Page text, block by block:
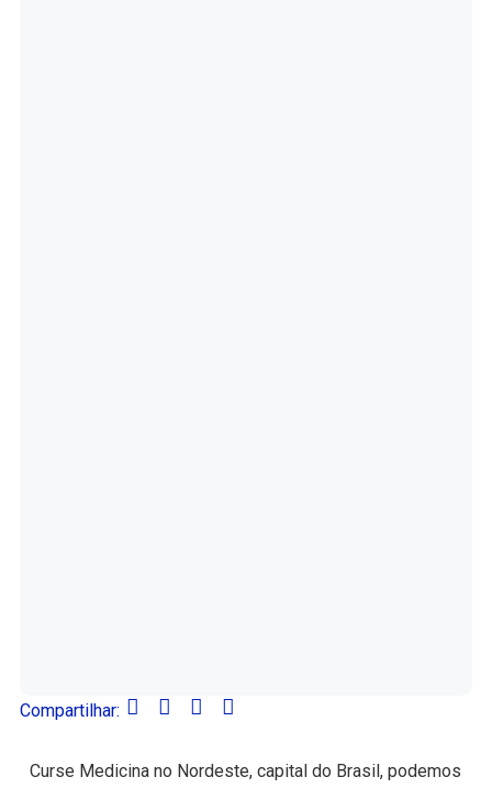
Compartilhar:
Curse Medicina no Nordeste, capital do Brasil, podemos